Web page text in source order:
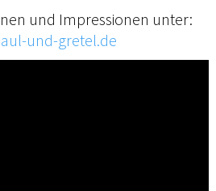
und Impressionen unter:
und-gretel.de